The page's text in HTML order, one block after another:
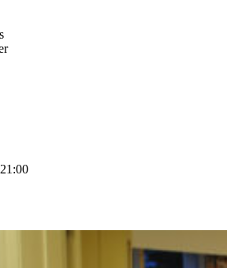
21:00